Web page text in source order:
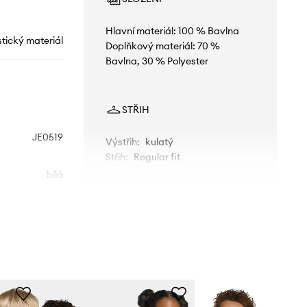
materiál
JE0519
bílá
Hlavní materiál: 100 % Bavlna
Doplňkový materiál: 70 %
Bavlna, 30 % Polyester
STŘIH
Výstřih: kulatý
Střih: Regular fit